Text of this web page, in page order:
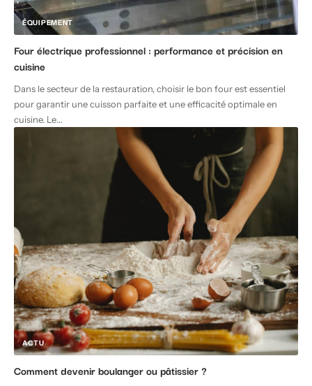
ÉQUIPEMENT
Four électrique professionnel : performance et précision en
cuisine
Dans le secteur de la restauration, choisir le bon four est essentiel
pour garantir une cuisson parfaite et une efficacité optimale en
cuisine. Le…
ACTU
Comment devenir boulanger ou pâtissier ?